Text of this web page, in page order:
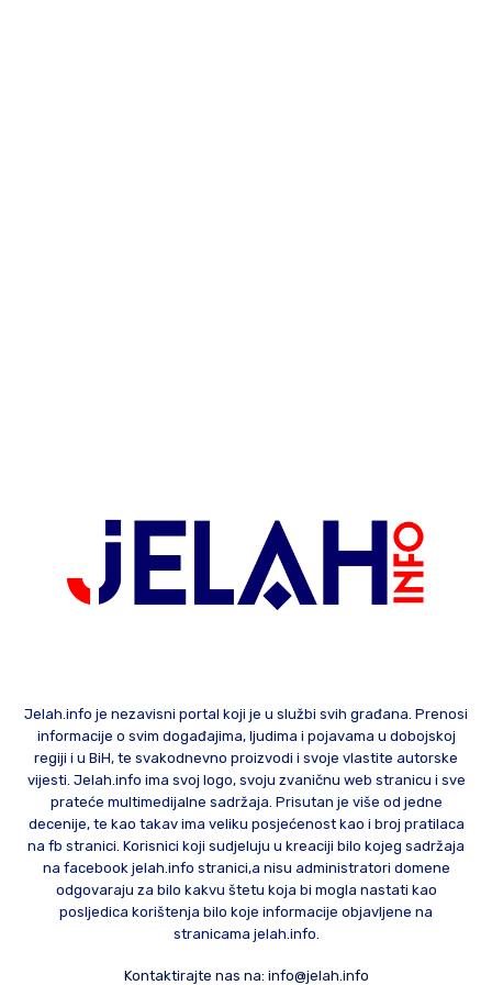
Jelah.info je nezavisni portal koji je u službi svih građana. Prenosi
informacije o svim događajima, ljudima i pojavama u dobojskoj
regiji i u BiH, te svakodnevno proizvodi i svoje vlastite autorske
vijesti. Jelah.info ima svoj logo, svoju zvaničnu web stranicu i sve
prateće multimedijalne sadržaja. Prisutan je više od jedne
decenije, te kao takav ima veliku posjećenost kao i broj pratilaca
na fb stranici. Korisnici koji sudjeluju u kreaciji bilo kojeg sadržaja
na facebook jelah.info stranici,a nisu administratori domene
odgovaraju za bilo kakvu štetu koja bi mogla nastati kao
posljedica korištenja bilo koje informacije objavljene na
stranicama jelah.info.
Kontaktirajte nas na: info@jelah.info